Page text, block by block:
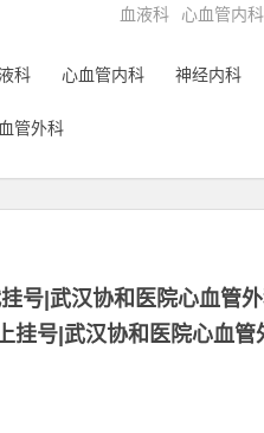
血液科 心血管内科
科 心血管内科 神经内科
管外科
号|武汉协和医院心血管
挂号|武汉协和医院心血管